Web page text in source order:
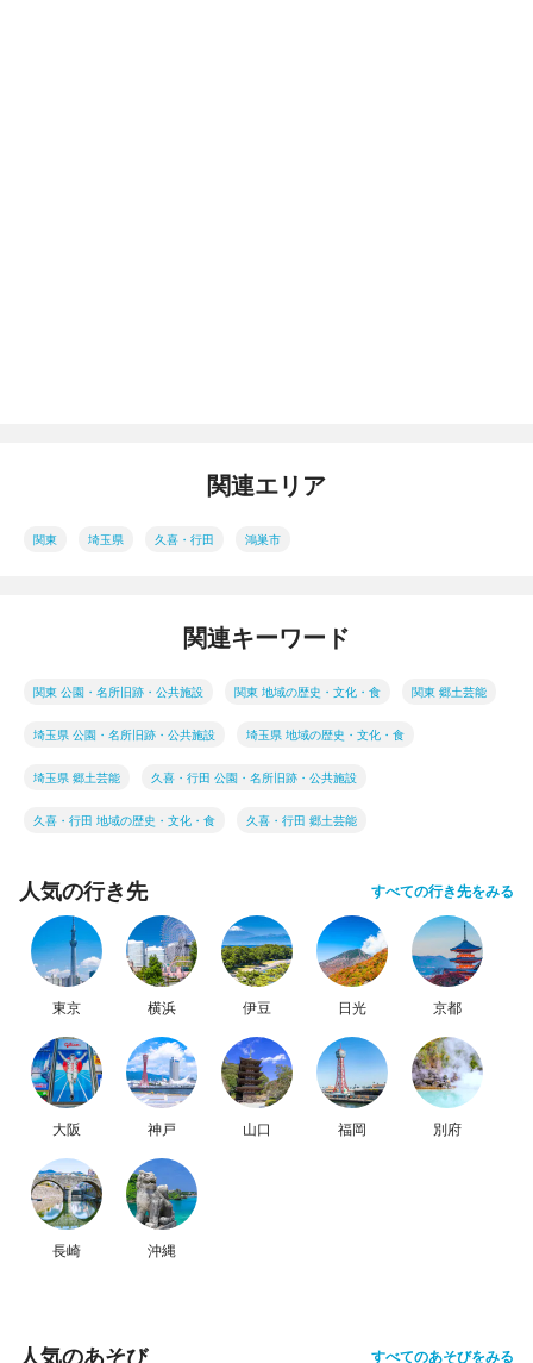
関連エリア
関東 埼玉県 久喜・行田 鴻巣市
関連キーワード
関東 公園・名所旧跡・公共施設 関東 地域の歴史・文化・食 関東 郷土芸能
埼玉県 公園・名所旧跡・公共施設 埼玉県 地域の歴史・文化・食
埼玉県 郷土芸能 久喜・行田 公園・名所旧跡・公共施設
久喜・行田 地域の歴史・文化・食 久喜・行田 郷土芸能
人気の行き先 すべての行き先をみる
東京 横浜 伊豆 日光 京都
大阪 神戸 山口 福岡 別府
長崎 沖縄
人気のあそび すべてのあそびをみる